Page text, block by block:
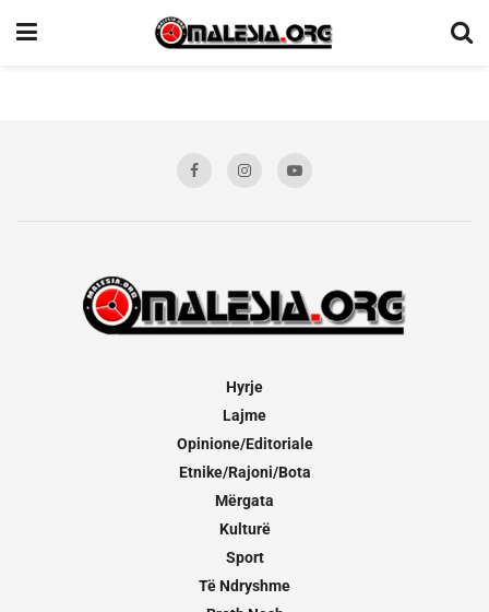
Hyrje
Lajme
Opinione/Editoriale
Etnike/Rajoni/Bota
Mërgata
Kulturë
Sport
Të Ndryshme